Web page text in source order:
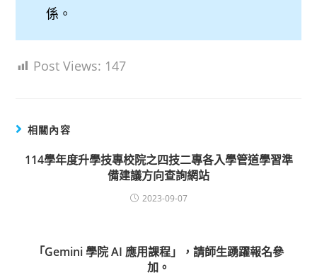
係。
Post Views: 147
相關內容
114學年度升學技專校院之四技二專各入學管道學習準
備建議方向查詢網站
2023-09-07
「Gemini 學院 AI 應用課程」，請師生踴躍報名參
加。